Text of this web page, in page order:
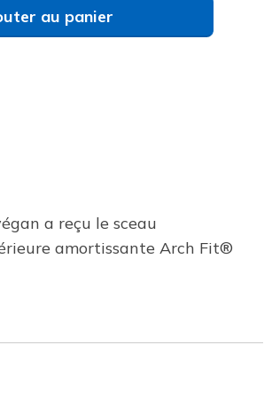
au panier
a reçu le sceau
amortissante Arch Fit®